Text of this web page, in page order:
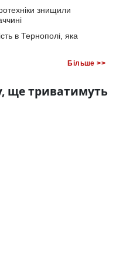
знищили
в Тернополі, яка
Більше >>
ще триватимуть